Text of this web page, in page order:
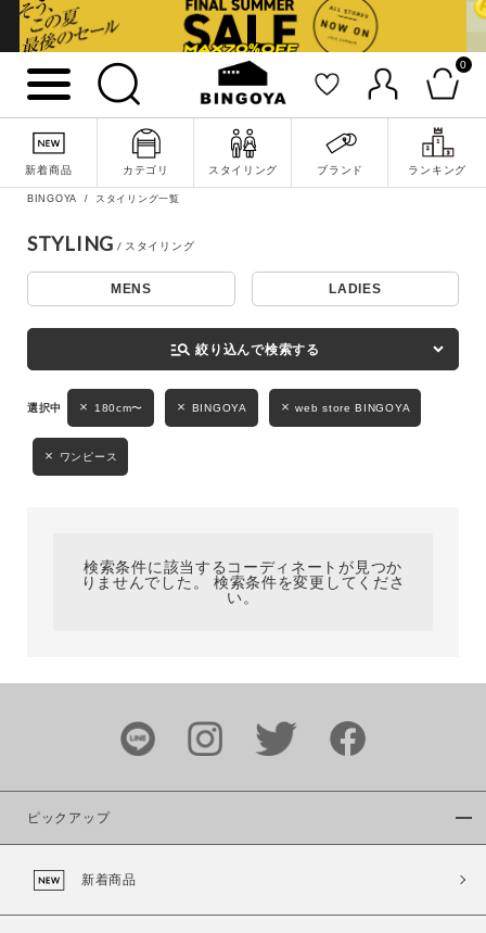
0
新着商品 カテゴリ スタイリング ブランド ランキング
詳細検索
キーワード
性別
MENS LADIES KIDS
ブランド
カラー
BINGOYA スタイリング一覧
STYLING
MENS LADIES
manage_search 絞り込んで検索する
180cm〜 BINGOYA web store BINGOYA
ワンピース
検索条件に該当するコーディネートが見つか
りませんでした。 検索条件を変更してくださ
い。
ピックアップ
新着商品